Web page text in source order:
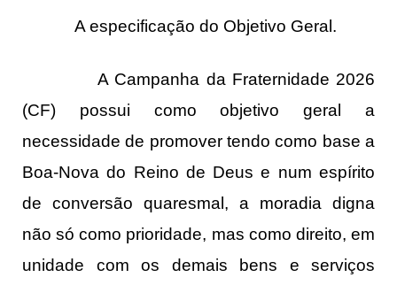
A especificação do Objetivo Geral.
A Campanha da Fraternidade 2026
(CF) possui como objetivo geral a
necessidade de promover tendo como base a
Boa-Nova do Reino de Deus e num espírito
de conversão quaresmal, a moradia digna
não só como prioridade, mas como direito, em
unidade com os demais bens e serviços